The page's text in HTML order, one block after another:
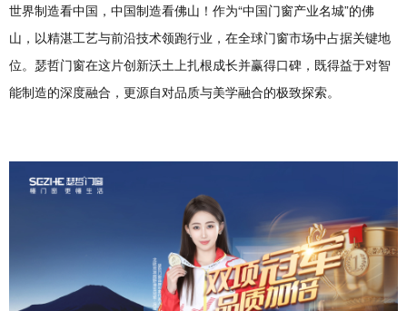
世界制造看中国，中国制造看佛山！作为“中国门窗产业名城”的佛
山，以精湛工艺与前沿技术领跑行业，在全球门窗市场中占据关键地
位。瑟哲门窗在这片创新沃土上扎根成长并赢得口碑，既得益于对智
能制造的深度融合，更源自对品质与美学融合的极致探索。